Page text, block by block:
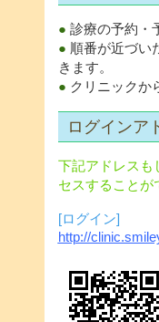
● 診療の予約・
● 順番が近づい
きます。
● クリニックか
ログインア
下記アドレスも
セスすることが
[ログイン]
http://